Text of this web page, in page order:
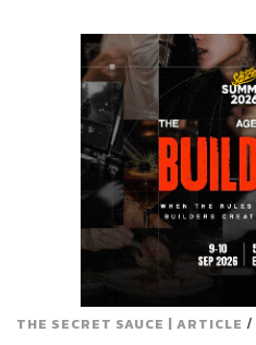
THE SECRET SAUCE | ARTICLE /